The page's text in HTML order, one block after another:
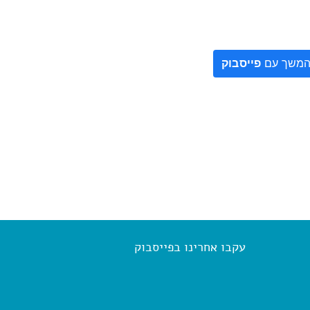
המשך עם פייסבוק
עקבו אחרינו בפייסבוק